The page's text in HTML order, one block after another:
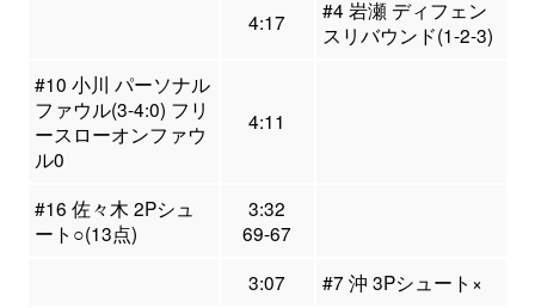
4:17
#4 岩瀬 ディフェン
スリバウンド(1-2-3)
#10 小川 パーソナル
ファウル(3-4:0) フリ
ースローオンファウ
ル0
4:11
#16 佐々木 2Pシュ
ート○(13点)
3:32
69-67
3:07
#7 沖 3Pシュート×